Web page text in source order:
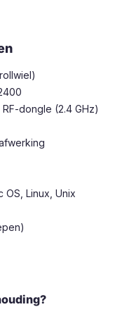
dongle (2.4 GHz)
OS, Linux, Unix